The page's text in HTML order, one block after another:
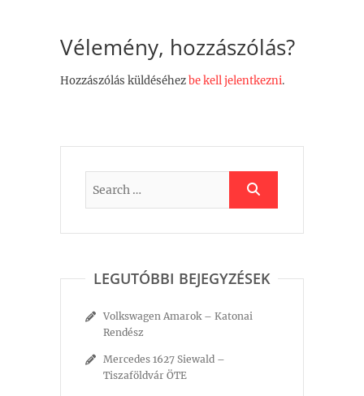
Vélemény, hozzászólás?
Hozzászólás küldéséhezbe kell jelentkezni.
LEGUTÓBBI BEJEGYZÉSEK
Volkswagen Amarok – Katonai
Rendész
Mercedes 1627 Siewald –
Tiszaföldvár ÖTE